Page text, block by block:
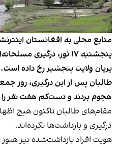
منابع محلی به افغانستان
پنجشنبه ۱۷ ثور، درگیری
پریان ولایت پنجشیر رخ داده
هجوم بردند و دست‌کم هفت نفر را
مقام‌های طالبان تاکنون هیچ
درگیری و بازداشت‌ها نکرده‌اند.
هویت افراد بازداشت‌شده نیز